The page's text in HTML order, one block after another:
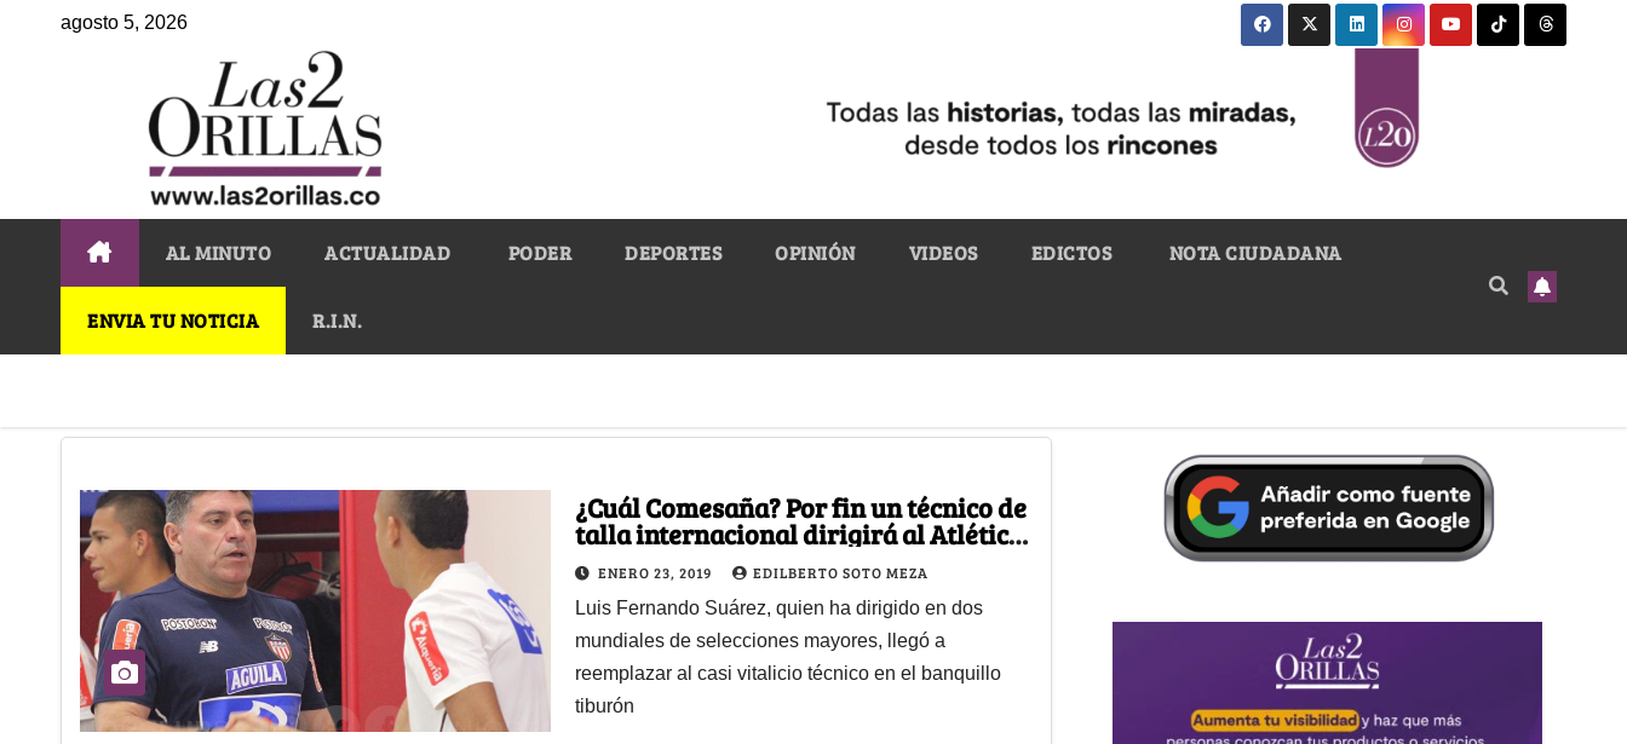
agosto 5, 2026
AL MINUTO ACTUALIDAD PODER DEPORTES OPINIÓN VIDEOS EDICTOS NOTA CIUDADANA
ENVIA TU NOTICIA R.I.N.
¿Cuál Comesaña? Por fin un técnico de
talla internacional dirigirá al Atlético
Junior
ENERO 23, 2019 EDILBERTO SOTO MEZA
Luis Fernando Suárez, quien ha dirigido en dos
mundiales de selecciones mayores, llegó a
reemplazar al casi vitalicio técnico en el banquillo
tiburón